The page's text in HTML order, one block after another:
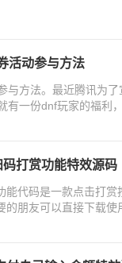
活动参与方法
与方法。最近腾讯为了
有一份dnf玩家的福利
打赏功能特效源码
能代码是一款点击打
的朋友可以直接下载使